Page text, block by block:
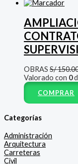
OBRAS S/
Valorado con 0
COMPRAR
Categorías
Administración
Arquitectura
Carreteras
Civil